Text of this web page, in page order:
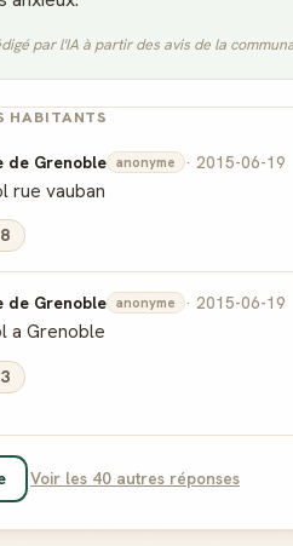
par l'IA à partir des avis de la
HABITANTS
de Grenoble anonyme · 2015-06-19
rue vauban
8
de Grenoble anonyme · 2015-06-19
a Grenoble
3
Voir les 40 autres réponses